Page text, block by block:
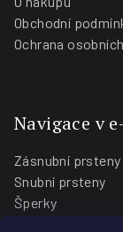
Obchodní
Ochrana
Navigace v
Zásnubní prsteny
Snubní prsteny
Šperky